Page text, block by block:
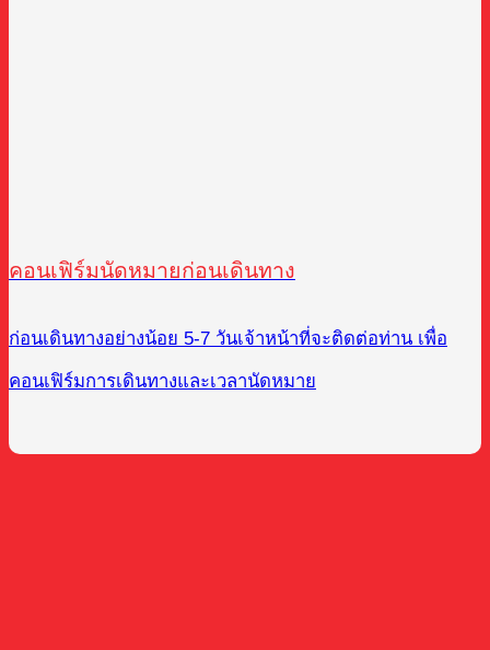
คอนเฟิร์มนัดหมายก่อนเดินทาง
ก่อนเดินทางอย่างน้อย 5-7 วันเจ้าหน้าที่จะติดต่อท่าน เพื่อ
คอนเฟิร์มการเดินทางและเวลานัดหมาย